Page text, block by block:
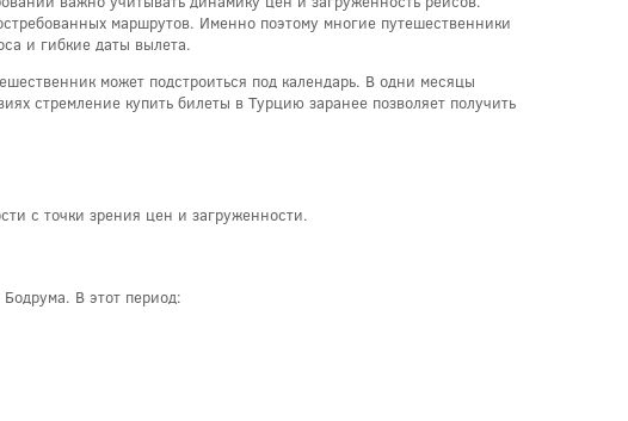
маршрутов. Именно поэтому многие путешественники
и гибкие даты вылета.
может подстроиться под календарь. В одни месяцы
стремление купить билеты в Турцию заранее позволяет получить
с точки зрения цен и загруженности.
В этот период: